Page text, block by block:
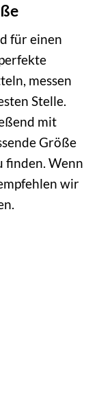
für einen
messen
Stelle.
mit
Größe
finden. Wenn
wir